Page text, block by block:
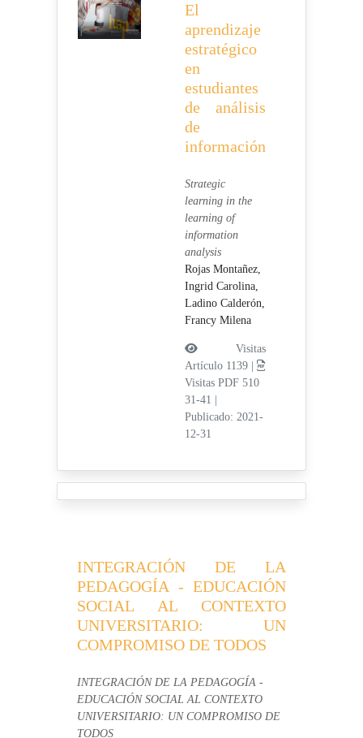
El
aprendizaje
estratégico
en
estudiantes
de análisis
de
información
Strategic
learning in the
learning of
information
analysis
Rojas Montañez,
Ingrid Carolina,
Ladino Calderón,
Francy Milena
Visitas
Artículo 1139 |
Visitas PDF 510
31-41
Publicado: 2021-
12-31
INTEGRACIÓN DE LA
PEDAGOGÍA - EDUCACIÓN
SOCIAL AL CONTEXTO
UNIVERSITARIO: UN
COMPROMISO DE TODOS
INTEGRACIÓN DE LA PEDAGOGÍA -
EDUCACIÓN SOCIAL AL CONTEXTO
UNIVERSITARIO: UN COMPROMISO DE
TODOS